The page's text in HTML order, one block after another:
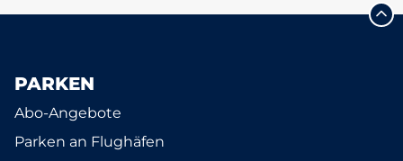
PARKEN
Abo-Angebote
Parken an Flughäfen